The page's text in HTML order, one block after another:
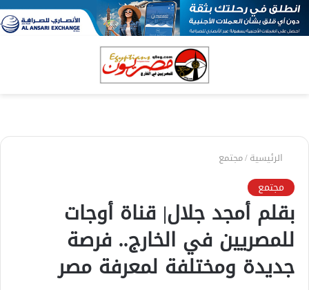
الرئيسية/مجتمع
مجتمع
بقلم أمجد جلال| قناة أوجات
للمصريين في الخارج.. فرصة
جديدة ومختلفة لمعرفة مصر